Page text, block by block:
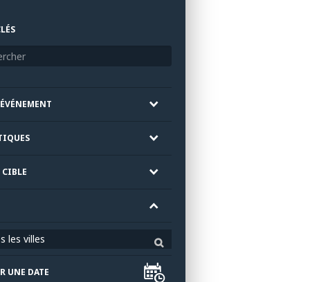
les villes
UNE DATE